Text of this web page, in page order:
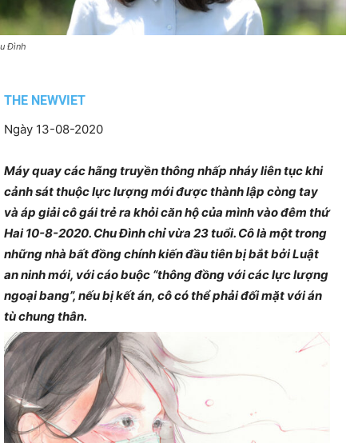
Đình
THE NEWVIET
Ngày 13-08-2020
Máy quay các hãng truyền thông nhấp nháy liên tục khi
cảnh sát thuộc lực lượng mới được thành lập còng tay
và áp giải cô gái trẻ ra khỏi căn hộ của mình vào đêm thứ
Hai 10-8-2020. Chu Đình chỉ vừa 23 tuổi. Cô là một trong
những nhà bất đồng chính kiến đầu tiên bị bắt bởi Luật
an ninh mới, với cáo buộc “thông đồng với các lực lượng
ngoại bang”, nếu bị kết án, cô có thể phải đối mặt với án
tù chung thân.